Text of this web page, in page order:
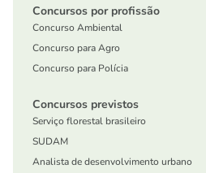
Concursos por profissão
Concurso Ambiental
Concurso para Agro
Concurso para Polícia
Concursos previstos
Serviço florestal brasileiro
SUDAM
Analista de desenvolvimento urbano